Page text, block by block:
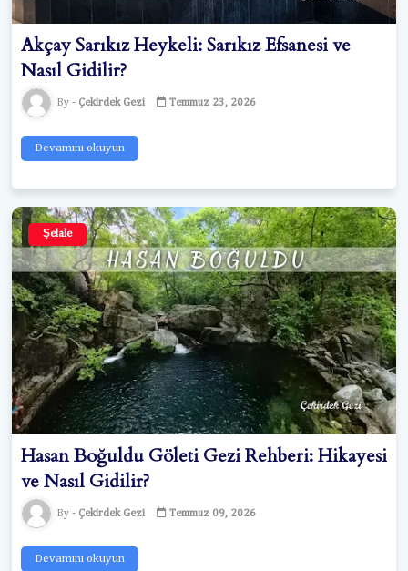
Akçay Sarıkız Heykeli: Sarıkız Efsanesi ve
Nasıl Gidilir?
Çekirdek Gezi Temmuz 23, 2026
Devamını okuyun
Şelale
Hasan Boğuldu Göleti Gezi Rehberi: Hikayesi
ve Nasıl Gidilir?
Çekirdek Gezi Temmuz 09, 2026
Devamını okuyun